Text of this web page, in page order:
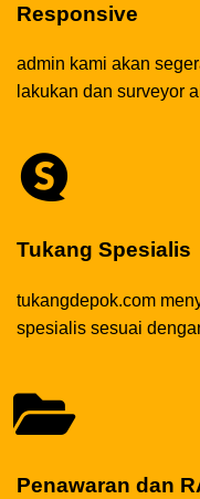
Responsive
admin kami akan
lakukan dan surveyor
Tukang Spesialis
tukangdepok.com
spesialis sesuai
Penawaran dan